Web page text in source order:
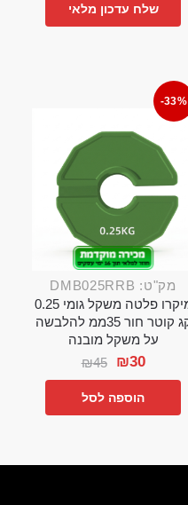
שלח עדכון מלאי
-33%
מק"ט: DMB025RRB
מיקרו פלטה משקל גומי 0.25
קג קוטר חור 35ממ להלבשה
על משקל מובנה
₪45 ₪30
הוספה לסל